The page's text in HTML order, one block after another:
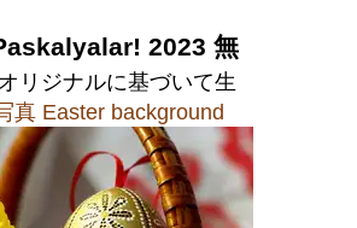
2023 無
オリジナルに基づいて生
真 Easter background